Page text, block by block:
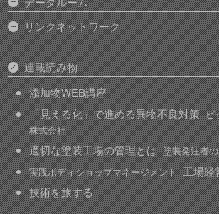
リンクネットワーク
連載読み物
添加物WEB講座
「見える化」で進める異物不良対策 ビ
株式会社
適切な塗装工場の管理とは 塗装発注者
実践ボディショップマネージメント 工場経
技術を旅する